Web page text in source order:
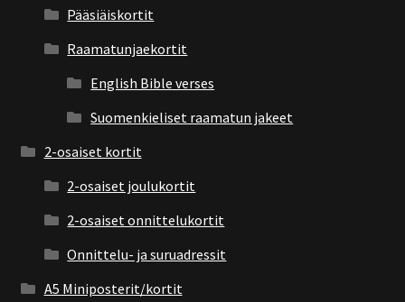
Pääsiäiskortit
Raamatunjaekortit
English Bible verses
Suomenkieliset raamatun jakeet
2-osaiset kortit
2-osaiset joulukortit
2-osaiset onnittelukortit
Onnittelu- ja suruadressit
A5 Miniposterit/kortit